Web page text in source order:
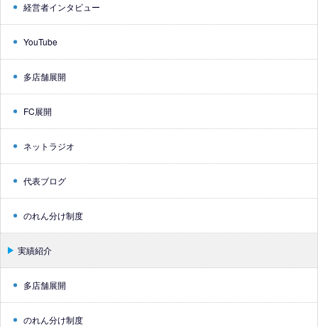
経営者インタビュー
YouTube
多店舗展開
FC展開
ネットラジオ
代表ブログ
のれん分け制度
実績紹介
多店舗展開
のれん分け制度